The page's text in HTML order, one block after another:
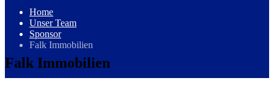
Home
Unser Team
Sponsor
Falk Immobilien
Falk Immobilien